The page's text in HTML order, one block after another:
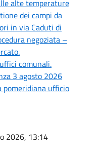
alte temperature
dei campi da
in via Caduti di
negoziata –
comunali.
3 agosto 2026
ufficio
2026, 13:14